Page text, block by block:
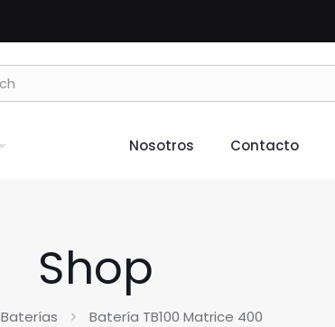
Nosotros Contacto
Shop
Baterías Batería TB100 Matrice 400